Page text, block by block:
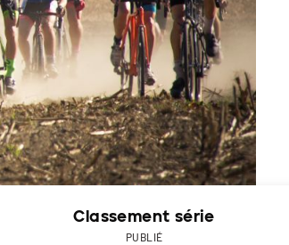
Classement série
PUBLIÉ